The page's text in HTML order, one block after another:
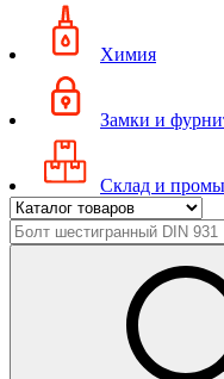
Химия
Замки и
Склад и